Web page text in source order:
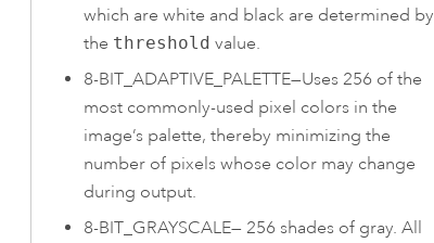
which are white and black are determined by
the threshold value.
8-BIT_ADAPTIVE_PALETTE—Uses 256 of the
most commonly-used pixel colors in the
image’s palette, thereby minimizing the
number of pixels whose color may change
during output.
8-BIT_GRAYSCALE— 256 shades of gray. All